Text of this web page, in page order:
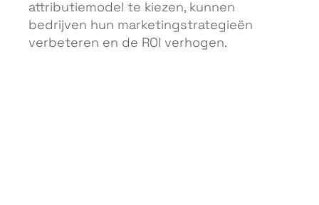
attributiemodel te kiezen, kunnen
bedrijven hun marketingstrategieën
verbeteren en de ROI verhogen.